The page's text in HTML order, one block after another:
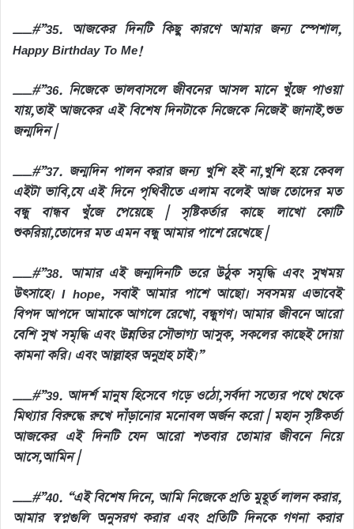
__#”35. আজকের দিনটি কিছু কারণে আমার জন্য স্পেশাল,
Happy Birthday To Me!
__#”36. নিজেকে ভালবাসলে জীবনের আসল মানে খুঁজে পাওয়া
যায়,তাই আজকের এই বিশেষ দিনটাকে নিজেকে নিজেই জানাই,শুভ
জন্মদিন |
__#”37. জন্মদিন পালন করার জন্য খুশি হই না,খুশি হয়ে কেবল
এইটা ভাবি,যে এই দিনে পৃথিবীতে এলাম বলেই আজ তোদের মত
বন্ধু বান্ধব খুঁজে পেয়েছে | সৃষ্টিকর্তার কাছে লাখো কোটি
শুকরিয়া,তোদের মত এমন বন্ধু আমার পাশে রেখেছে |
__#”38. আমার এই জন্মদিনটি ভরে উঠুক সমৃদ্ধি এবং সুখময়
উৎসাহে। I hope, সবাই আমার পাশে আছো। সবসময় এভাবেই
বিপদ আপদে আমাকে আগলে রেখো, বন্ধুগণ। আমার জীবনে আরো
বেশি সুখ সমৃদ্ধি এবং উন্নতির সৌভাগ্য আসুক, সকলের কাছেই দোয়া
কামনা করি। এবং আল্লাহর অনুগ্রহ চাই।”
__#”39. আদর্শ মানুষ হিসেবে গড়ে ওঠো,সর্বদা সত্যের পথে থেকে
মিথ্যার বিরুদ্ধে রুখে দাঁড়ানোর মনোবল অর্জন করো | মহান সৃষ্টিকর্তা
আজকের এই দিনটি যেন আরো শতবার তোমার জীবনে নিয়ে
আসে,আমিন |
__#”40. “এই বিশেষ দিনে, আমি নিজেকে প্রতি মুহূর্ত লালন করার,
আমার স্বপ্নগুলি অনুসরণ করার এবং প্রতিটি দিনকে গণনা করার